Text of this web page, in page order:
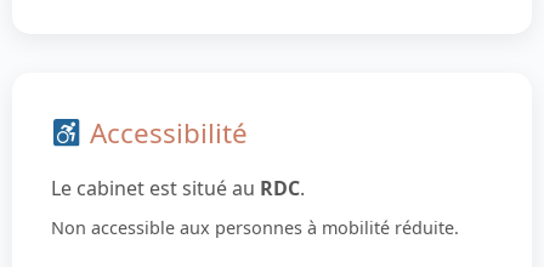
Accessibilité
Le cabinet est situé au RDC.
Non accessible aux personnes à mobilité réduite.